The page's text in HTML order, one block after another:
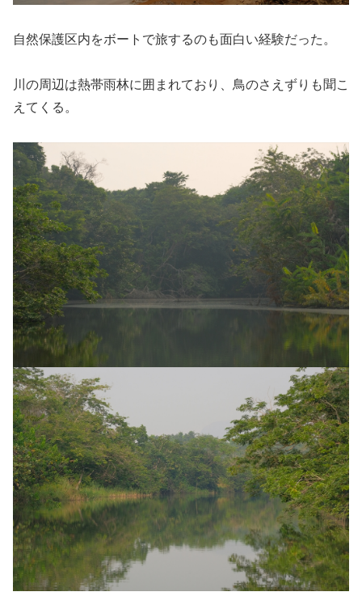
自然保護区内をボートで旅するのも面白い経験だった。
川の周辺は熱帯雨林に囲まれており、鳥のさえずりも聞こ
えてくる。